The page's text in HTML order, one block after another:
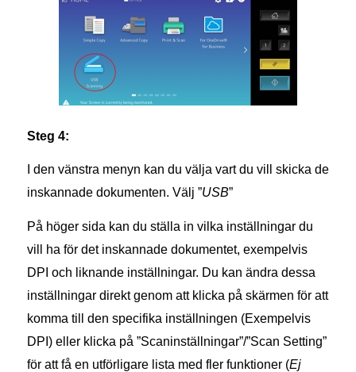
Steg 4:
I den vänstra menyn kan du välja vart du vill skicka de
inskannade dokumenten. Välj ”USB”
På höger sida kan du ställa in vilka inställningar du
vill ha för det inskannade dokumentet, exempelvis
DPI och liknande inställningar. Du kan ändra dessa
inställningar direkt genom att klicka på skärmen för att
komma till den specifika inställningen (Exempelvis
DPI) eller klicka på ”Scaninställningar”/”Scan Setting”
för att få en utförligare lista med fler funktioner (Ej